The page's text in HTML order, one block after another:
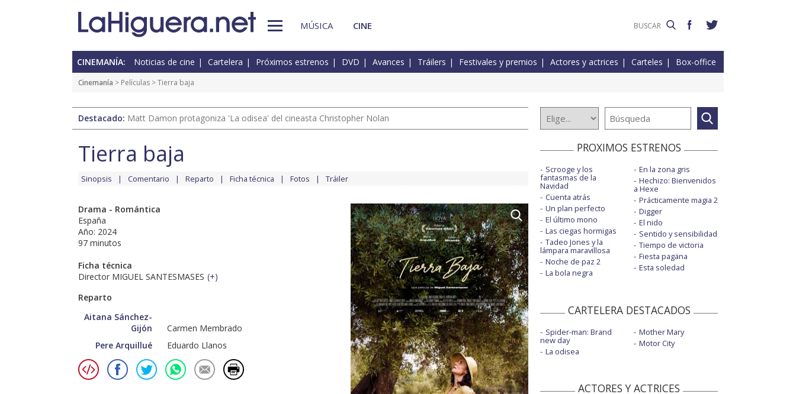
MÚSICA CINE
CINEMANÍA: Noticias de cine Cartelera Próximos estrenos DVD Avances Tráilers Festivales y premios Actores y actrices Carteles Box-office
Cinemanía > Películas > Tierra baja
Destacado: Matt Damon protagoniza 'La odisea' del cineasta Christopher Nolan
Tierra baja
Sinopsis Comentario Reparto Ficha técnica Fotos Tráiler
Drama - Romántica
España
Año: 2024
97 minutos
Ficha técnica
Director MIGUEL SANTESMASES (+)
Reparto
Aitana Sánchez-
Gijón
Carmen Membrado
Pere Arquillué
Eduardo Llanos
PROXIMOS ESTRENOS
Scrooge y los
fantasmas de la
Navidad
Cuenta atrás
Un plan perfecto
El último mono
Las ciegas hormigas
Tadeo Jones y la
lámpara maravillosa
Noche de paz 2
La bola negra
En la zona gris
Hechizo: Bienvenidos
a Hexe
Prácticamente magia 2
Digger
El nido
Sentido y sensibilidad
Tiempo de victoria
Fiesta pagäna
Esta soledad
CARTELERA DESTACADOS
Spider-man: Brand
new day
La odisea
Mother Mary
Motor City
ACTORES Y ACTRICES